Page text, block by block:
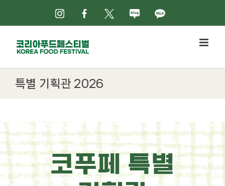
인스타그램
페이스북
X 네이버블로그
카카오톡
특별 기획관 2026
코푸페 특별